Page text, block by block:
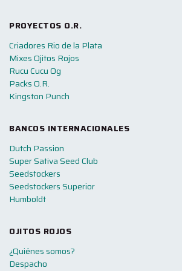
PROYECTOS O.R.
Criadores Rio de la Plata
Mixes Ojitos Rojos
Rucu Cucu Og
Packs O.R.
Kingston Punch
BANCOS INTERNACIONALES
Dutch Passion
Super Sativa Seed Club
Seedstockers
Seedstockers Superior
Humboldt
OJITOS ROJOS
¿Quiénes somos?
Despacho